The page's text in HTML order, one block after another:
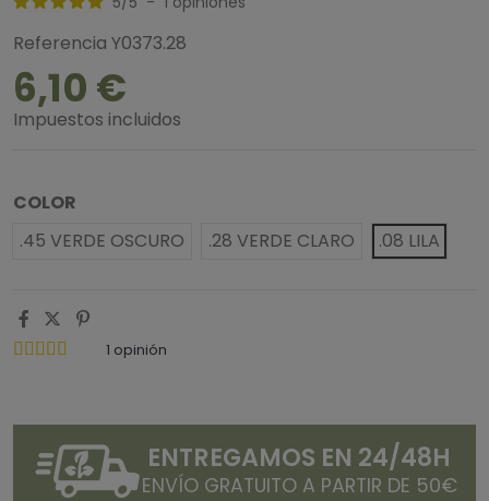
Referencia Y0373.28
6,10 €
Impuestos incluidos
COLOR
.45 VERDE OSCURO
.28 VERDE CLARO .08 LILA
1 opinión
ENTREGAMOS EN 24/48H
ENVÍO GRATUITO A PARTIR DE 50€